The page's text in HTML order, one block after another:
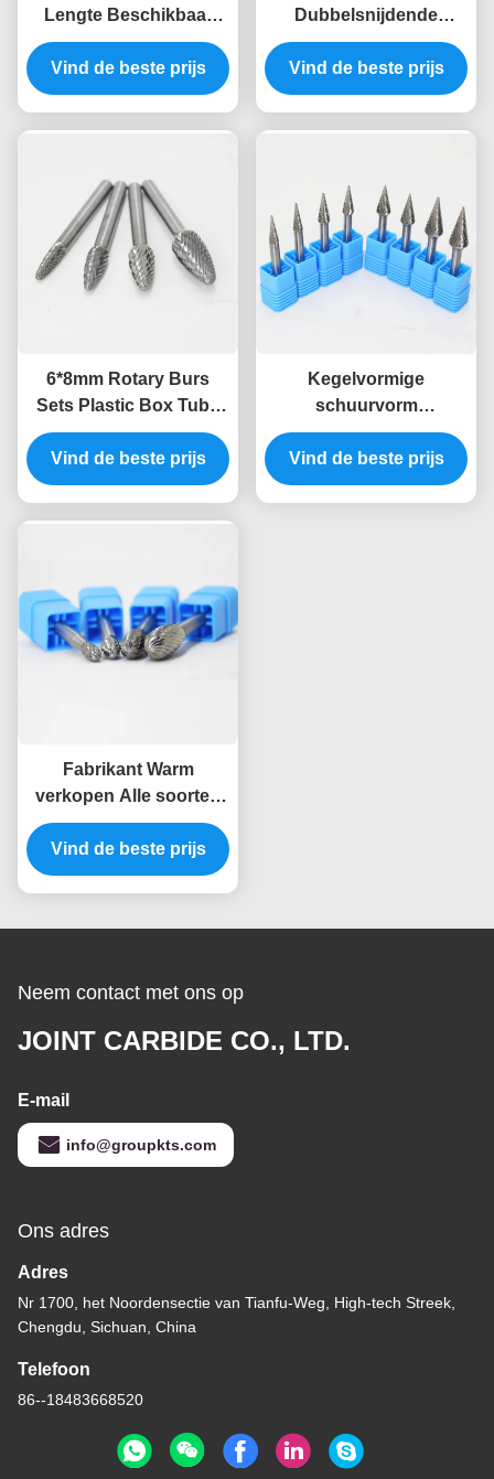
Lengte Beschikbaar
Carbide Burr Types H
Vlamvorm Carbide Burr
Die Slijper Bit voor
Vind de beste prijs
Dubbelsnijdende
Slijpende Burr
Slijpkopjes
Wolframcarbide Cilinder
Vind de beste prijs
6*8mm Rotary Burs
Sets Plastic Box Tube
Package Originele Solid
Tree Shape Carbide
Burr voor Metal
Vind de beste prijs
Kegelvormige
schuurvorm
wolfraamcarbide
roterende frees YG7
kwaliteit geleverd
Vind de beste prijs
Fabrikant Warm
verkopen Alle soorten
klaar voor verzending E
Ovale vorm 6 inch lang
Dubbel gesneden
gecementiseerde
Vind de beste prijs
Neem contact met ons op
JOINT CARBIDE CO., LTD.
E-mail
info@groupkts.com
Ons adres
Adres
Nr 1700, het Noordensectie van Tianfu-Weg, High-tech Streek,
Chengdu, Sichuan, China
Telefoon
86--18483668520